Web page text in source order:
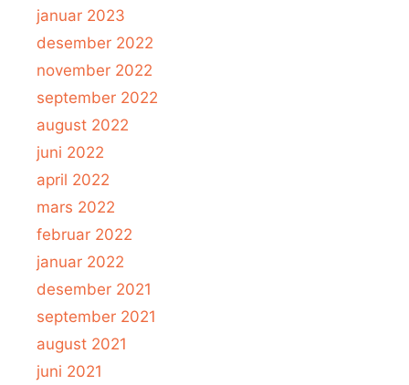
januar 2023
desember 2022
november 2022
september 2022
august 2022
juni 2022
april 2022
mars 2022
februar 2022
januar 2022
desember 2021
september 2021
august 2021
juni 2021